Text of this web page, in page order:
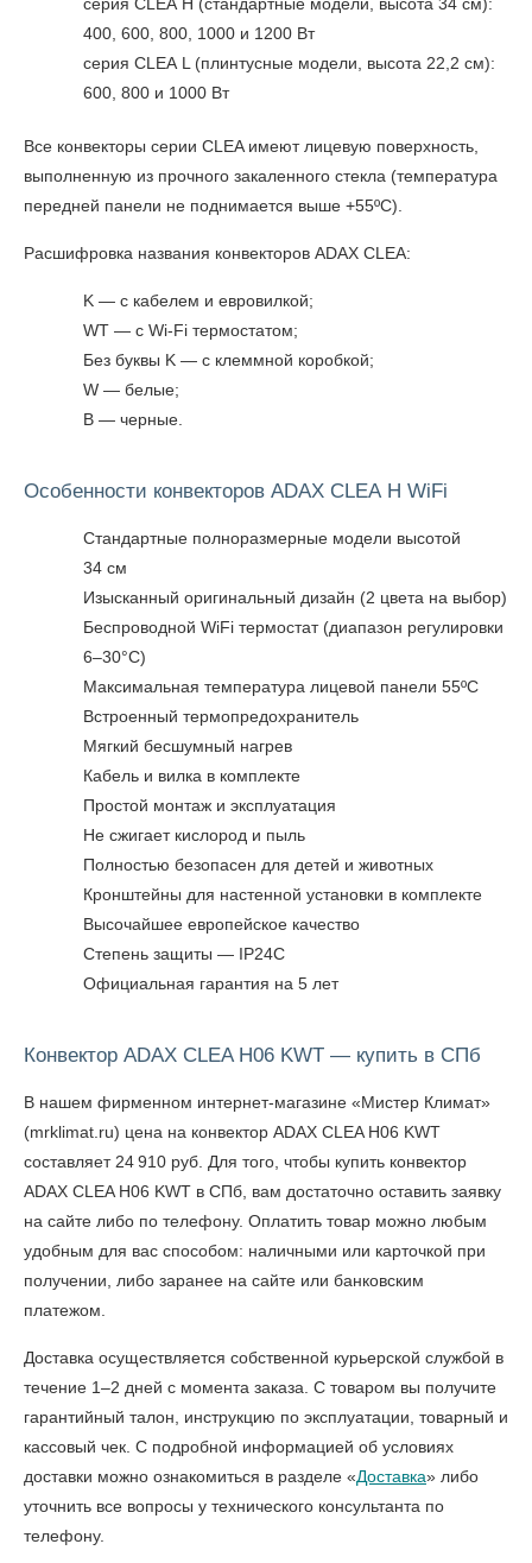
400, 600, 800, 1000 и 1200 Вт
серия CLEA L (плинтусные модели, высота 22,2 см):
600, 800 и 1000 Вт
Все конвекторы серии CLEA имеют лицевую поверхность,
выполненную из прочного закаленного стекла (температура
передней панели не поднимается выше +55ºC).
Расшифровка названия конвекторов ADAX CLEA:
K — с кабелем и евровилкой;
WT — с Wi-Fi термостатом;
Без буквы K — с клеммной коробкой;
W — белые;
B — черные.
Особенности конвекторов ADAX CLEA H WiFi
Стандартные полноразмерные модели высотой
34 см
Изысканный оригинальный дизайн (2 цвета на выбор)
Беспроводной WiFi термостат (диапазон регулировки
6–30°C)
Максимальная температура лицевой панели 55ºC
Встроенный термопредохранитель
Мягкий бесшумный нагрев
Кабель и вилка в комплекте
Простой монтаж и эксплуатация
Не сжигает кислород и пыль
Полностью безопасен для детей и животных
Кронштейны для настенной установки в комплекте
Высочайшее европейское качество
Степень защиты — IP24C
Официальная гарантия на 5 лет
Конвектор ADAX CLEA H06 KWT — купить в СПб
В нашем фирменном интернет-магазине «Мистер Климат»
(mrklimat.ru) цена на конвектор ADAX CLEA H06 KWT
составляет 24 910 руб. Для того, чтобы купить конвектор
ADAX CLEA H06 KWT в СПб , вам достаточно оставить заявку
на сайте либо по телефону. Оплатить товар можно любым
удобным для вас способом: наличными или карточкой при
получении, либо заранее на сайте или банковским
платежом.
Доставка осуществляется собственной курьерской службой в
течение 1–2 дней с момента заказа. С товаром вы получите
гарантийный талон, инструкцию по эксплуатации, товарный и
кассовый чек. С подробной информацией об условиях
доставки можно ознакомиться в разделе «Доставка» либо
уточнить все вопросы у технического консультанта по
телефону.